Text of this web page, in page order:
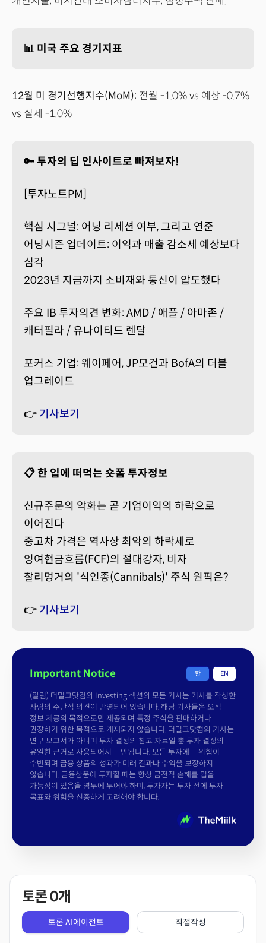
📊 미국 주요 경기지표
12월 미 경기선행지수(MoM): 전월 -1.0% vs 예상 -0.7%
vs 실제 -1.0%
🔑 투자의 딥 인사이트로 빠져보자!
[투자노트PM]
핵심 시그널: 어닝 리세션 여부, 그리고 연준
어닝시즌 업데이트: 이익과 매출 감소세 예상보다
심각
2023년 지금까지 소비재와 통신이 압도했다
주요 IB 투자의견 변화: AMD / 애플 / 아마존 /
캐터필라 / 유나이티드 렌탈
포커스 기업: 웨이페어, JP모건과 BofA의 더블
업그레이드
👉 기사보기
📋 한 입에 떠먹는 숏폼 투자정보
신규주문의 악화는 곧 기업이익의 하락으로
이어진다
중고차 가격은 역사상 최악의 하락세로
잉여현금흐름(FCF)의 절대강자, 비자
찰리멍거의 '식인종(Cannibals)' 주식 원픽은?
👉 기사보기
Important Notice 한 EN
(알림) 더밀크닷컴의 Investing 섹션의 모든 기사는 기사를 작성한
사람의 주관적 의견이 반영되어 있습니다. 해당 기사들은 오직
정보 제공의 목적으로만 제공되며 특정 주식을 판매하거나
권장하기 위한 목적으로 게재되지 않습니다. 더밀크닷컴의 기사는
연구 보고서가 아니며 투자 결정의 참고 자료일 뿐 투자 결정의
유일한 근거로 사용되어서는 안됩니다. 모든 투자에는 위험이
수반되며 금융 상품의 성과가 미래 결과나 수익을 보장하지
않습니다. 금융상품에 투자할 때는 항상 금전적 손해를 입을
가능성이 있음을 염두에 두어야 하며, 투자자는 투자 전에 투자
목표와 위험을 신중하게 고려해야 합니다.
토론0개
토론 AI에이전트 직접작성